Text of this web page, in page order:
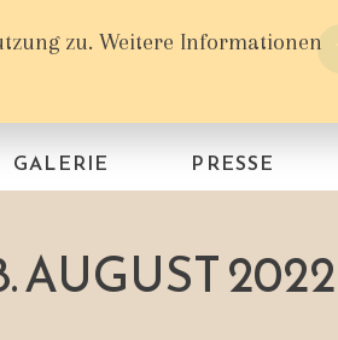
GALERIE PRESSE
AUGUST 2022
zu. Weitere Informationen